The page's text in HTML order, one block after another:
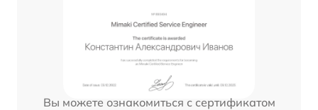
Вы можете ознакомиться с сертификатом